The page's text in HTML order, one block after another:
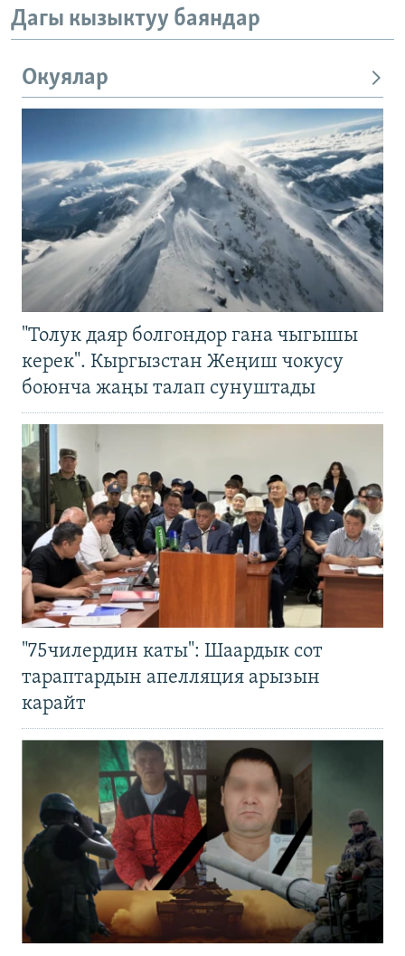
Дагы кызыктуу баяндар
Окуялар
"Толук даяр болгондор гана чыгышы
керек". Кыргызстан Жеңиш чокусу
боюнча жаңы талап сунуштады
"75чилердин каты": Шаардык сот
тараптардын апелляция арызын
карайт